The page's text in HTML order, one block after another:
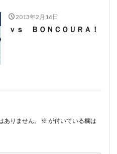
2013年2月16日
ｖｓ ＢＯＮＣＯＵＲＡ！
りません。 ※ が付いている欄は